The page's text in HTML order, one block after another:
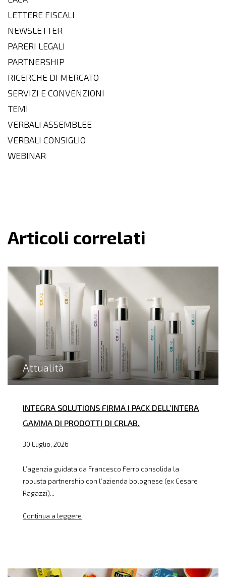
LETTERE FISCALI
NEWSLETTER
PARERI LEGALI
PARTNERSHIP
RICERCHE DI MERCATO
SERVIZI E CONVENZIONI
TEMI
VERBALI ASSEMBLEE
VERBALI CONSIGLIO
WEBINAR
Articoli correlati
Attualità
INTEGRA SOLUTIONS FIRMA I PACK DELL’INTERA
GAMMA DI PRODOTTI DI CRLAB.
30 Luglio, 2026
L’agenzia guidata da Francesco Ferro consolida la
robusta partnership con l’azienda bolognese (ex Cesare
Ragazzi)...
Continua a leggere